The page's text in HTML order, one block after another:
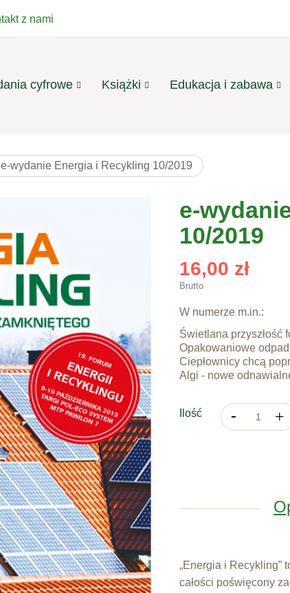
z nami
cyfrowe Książki Edukacja i zabawa
e-wydanie Energia i Recykling 10/2019
e-
10/2019
16,00 zł
Brutto
W numerze m.in.:
Świetlana przyszłość
Opakowaniowe
Ciepłownicy chcą
Algi - nowe
Ilość
„Energia i Recykling”
całości poświęcony